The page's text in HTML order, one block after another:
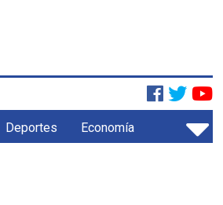
Deportes Economía